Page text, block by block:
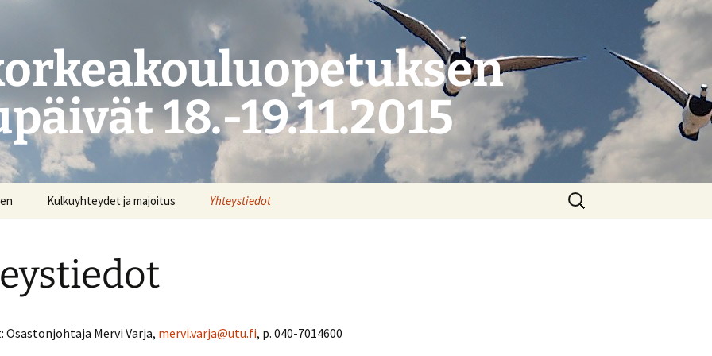
18.-19.11.2015
Kulkuyhteydet ja majoitus Yhteystiedot
Haku:
Osastonjohtaja Mervi Varja, mervi.varja@utu.fi, p. 040-7014600